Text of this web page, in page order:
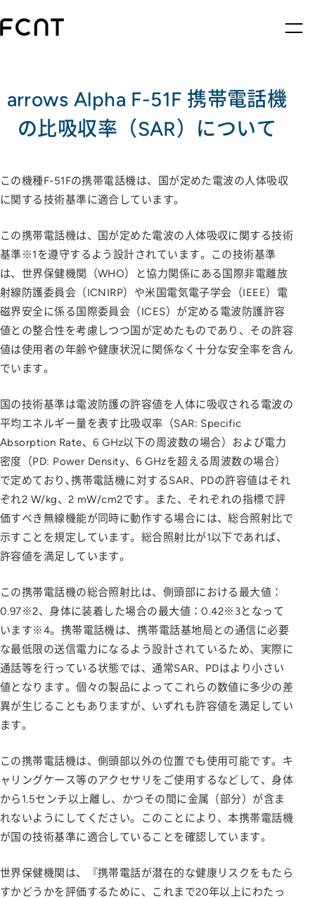
arrows Alpha F-51F 携帯電話機
の比吸収率（SAR）について
この機種F-51Fの携帯電話機は、国が定めた電波の人体吸収
に関する技術基準に適合しています。
この携帯電話機は、国が定めた電波の人体吸収に関する技術
基準※1を遵守するよう設計されています。この技術基準
は、世界保健機関（WHO）と協力関係にある国際非電離放
射線防護委員会（ICNIRP）や米国電気電子学会（IEEE）電
磁界安全に係る国際委員会（ICES）が定める電波防護許容
値との整合性を考慮しつつ国が定めたものであり、その許容
値は使用者の年齢や健康状況に関係なく十分な安全率を含ん
でいます。
国の技術基準は電波防護の許容値を人体に吸収される電波の
平均エネルギー量を表す比吸収率（SAR: Specific
Absorption Rate、6 GHz以下の周波数の場合）および電力
密度（PD: Power Density、6 GHzを超える周波数の場合）
で定めており､携帯電話機に対するSAR、PDの許容値はそれ
ぞれ2 W/kg、2 mW/cm2です。また、それぞれの指標で評
価すべき無線機能が同時に動作する場合には、総合照射比で
示すことを規定しています。総合照射比が1以下であれば、
許容値を満足しています。
この携帯電話機の総合照射比は、側頭部における最大値：
0.97※2、身体に装着した場合の最大値：0.42※3となって
います※4。携帯電話機は、携帯電話基地局との通信に必要
な最低限の送信電力になるよう設計されているため、実際に
通話等を行っている状態では、通常SAR、PDはより小さい
値となります。個々の製品によってこれらの数値に多少の差
異が生じることもありますが、いずれも許容値を満足してい
ます。
この携帯電話機は、側頭部以外の位置でも使用可能です。キ
ャリングケース等のアクセサリをご使用するなどして、身体
から1.5センチ以上離し、かつその間に金属（部分）が含ま
れないようにしてください。このことにより、本携帯電話機
が国の技術基準に適合していることを確認しています。
世界保健機関は、『携帯電話が潜在的な健康リスクをもたら
すかどうかを評価するために、これまで20年以上にわたっ